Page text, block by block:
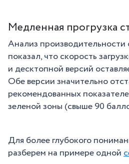
Медленная прогрузка
Анализ производительности
показал, что скорость
и десктопной версий
Обе версии значительно
рекомендованных
зеленой зоны (свыше 90
Для более глубокого
разберем на примере одной